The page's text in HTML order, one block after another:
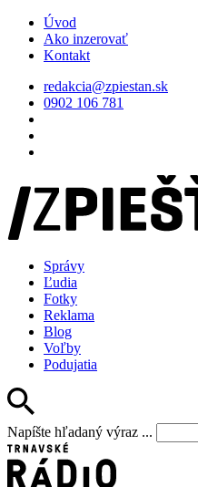
Úvod
Ako inzerovať
Kontakt
redakcia@zpiestan.sk
0902 106 781
Správy
Ľudia
Fotky
Reklama
Blog
Voľby
Podujatia
Napíšte hľadaný výraz ...